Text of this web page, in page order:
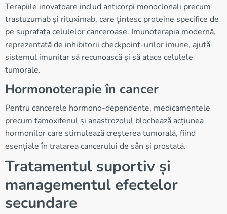
Terapiile inovatoare includ anticorpi monoclonali precum
trastuzumab și rituximab, care țintesc proteine specifice de
pe suprafața celulelor canceroase. Imunoterapia modernă,
reprezentată de inhibitorii checkpoint-urilor imune, ajută
sistemul imunitar să recunoască și să atace celulele
tumorale.
Hormonoterapie în cancer
Pentru cancerele hormono-dependente, medicamentele
precum tamoxifenul și anastrozolul blochează acțiunea
hormonilor care stimulează creșterea tumorală, fiind
esențiale în tratarea cancerului de sân și prostată.
Tratamentul suportiv și
managementul efectelor
secundare